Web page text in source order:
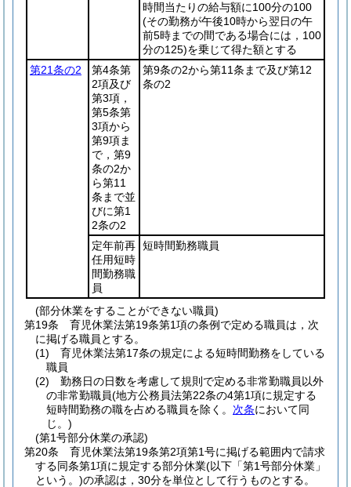
時間当たりの給与額に100分の100
(その勤務が午後10時から翌日の午
前5時までの間である場合には，100
分の125)を乗じて得た額とする
第21条の2
第4条第
2項及び
第3項，
第5条第
3項から
第9項ま
で，第9
条の2か
ら第11
条まで並
びに第1
2条の2
第9条の2から第11条まで及び第12
条の2
定年前再
任用短時
間勤務職
員
短時間勤務職員
(部分休業をすることができない職員)
第19条
育児休業法第19条第1項の条例で定める職員は，次
に掲げる職員とする。
(1)
育児休業法第17条の規定による短時間勤務をしている
職員
(2)
勤務日の日数を考慮して規則で定める非常勤職員以外
の非常勤職員(地方公務員法第22条の4第1項に規定する
短時間勤務の職を占める職員を除く。 次条において同
じ。)
(第1号部分休業の承認)
第20条
育児休業法第19条第2項第1号に掲げる範囲内で請求
する同条第1項に規定する部分休業(以下「第1号部分休業」
という。)の承認は，30分を単位として行うものとする。